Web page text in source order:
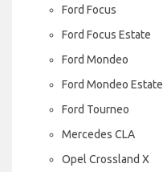
Ford Focus
Ford Focus Estate
Ford Mondeo
Ford Mondeo Estate
Ford Tourneo
Mercedes CLA
Opel Crossland X